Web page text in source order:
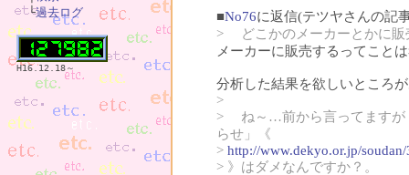
■No76に返信(テツヤさんの記
> どこかのメーカーとかに販
メーカーに販売するってこと
分析した結果を欲しいところ
>
> ね～…前から言ってますが
らせ」《
> http://www.dekyo.or.jp/
> 》はダメなんですか？。
└過去ログ
H16.12.18～